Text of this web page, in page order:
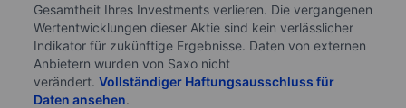
Gesamtheit Ihres Investments verlieren. Die vergangenen
Wertentwicklungen dieser Aktie sind kein verlässlicher
Indikator für zukünftige Ergebnisse. Daten von externen
Anbietern wurden von Saxo nicht
verändert. Vollständiger Haftungsausschluss für
Daten ansehen.